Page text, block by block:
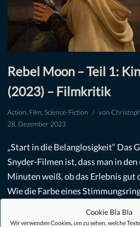
Cookie Bla Bla
Wir verwenden Cookies, um zu sehen, welche
Rebel Moon – Teil 1:
(2023) – Filmkritik
Action Film Science-Fiction von
28. Dezember 2023
„Start in die Belanglosigkeit“ Das
Snyder-Filmen ist, dass man in
Minuten weiß, ob das Erlebnis gut
Wie die Farbe eines